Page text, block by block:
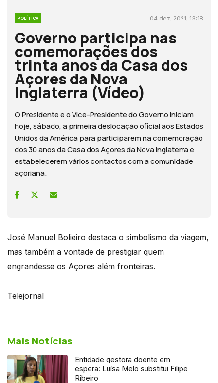
POLÍTICA 04 dez, 2021, 13:18
Governo participa nas
comemorações dos
trinta anos da Casa dos
Açores da Nova
Inglaterra (Vídeo)
O Presidente e o Vice-Presidente do Governo iniciam
hoje, sábado, a primeira deslocação oficial aos Estados
Unidos da América para participarem na comemoração
dos 30 anos da Casa dos Açores da Nova Inglaterra e
estabelecerem vários contactos com a comunidade
açoriana.
José Manuel Bolieiro destaca o simbolismo da viagem,
mas também a vontade de prestigiar quem
engrandesse os Açores além fronteiras.
Telejornal
Mais Notícias
Entidade gestora doente em
espera: Luísa Melo substitui Filipe
Ribeiro